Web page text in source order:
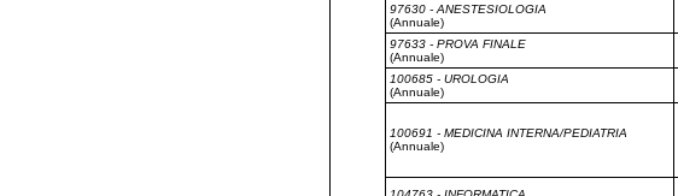
97630 - ANESTESIOLOGIA
(Annuale)
97633 - PROVA FINALE
(Annuale)
100685 - UROLOGIA
(Annuale)
100691 - MEDICINA INTERNA/PEDIATRIA
(Annuale)